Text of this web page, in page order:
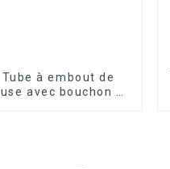
Tube à embout de
avec bouchon à